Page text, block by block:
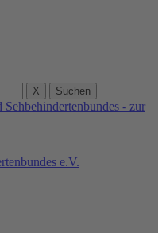
X Suchen
e.V.